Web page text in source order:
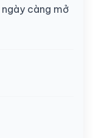
càng mở